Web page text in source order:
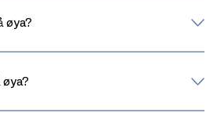
øya?
øya?